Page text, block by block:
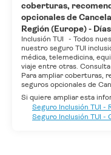
coberturas,
opcionales de
Región (Europe) -
Inclusión TUI - Todos
nuestro seguro TUI
médica, telemedicina,
viaje entre otras.
Para ampliar coberturas,
seguros opcionales de
Si quiere ampliar esta
Seguro Inclusión TUI -
Seguro Inclusión TUI -